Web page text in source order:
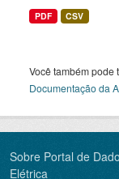
PDF CSV
Você também pode
Documentação da
Sobre Portal de
Elétrica